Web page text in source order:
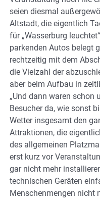
seien diesmal
Altstadt, die eigentlich
für „Wasserburg
parkenden Autos belegt
rechtzeitig mit dem
die Vielzahl der
aber beim Aufbau in
„Und dann waren schon
Besucher da, wie sonst
Wetter insgesamt den
Attraktionen, die
des allgemeinen
erst kurz vor
gar nicht mehr
technischen Geräten
Menschenmengen nicht